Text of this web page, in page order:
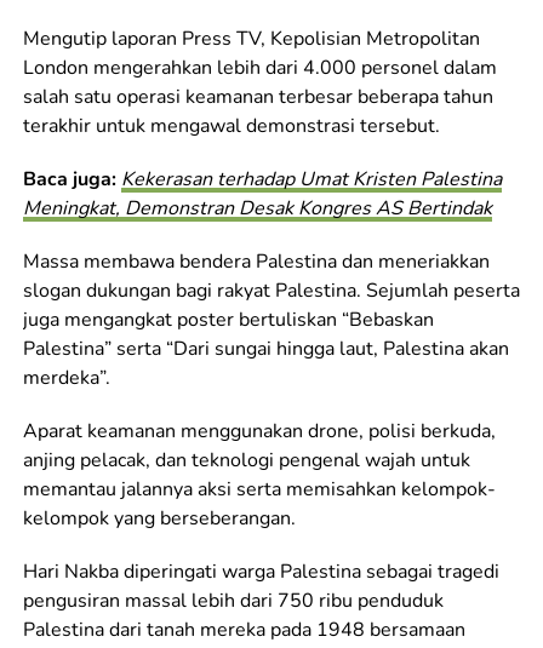
Mengutip laporan Press TV, Kepolisian Metropolitan
London mengerahkan lebih dari 4.000 personel dalam
salah satu operasi keamanan terbesar beberapa tahun
terakhir untuk mengawal demonstrasi tersebut.
Baca juga: Kekerasan terhadap Umat Kristen Palestina
Meningkat, Demonstran Desak Kongres AS Bertindak
Massa membawa bendera Palestina dan meneriakkan
slogan dukungan bagi rakyat Palestina. Sejumlah peserta
juga mengangkat poster bertuliskan “Bebaskan
Palestina” serta “Dari sungai hingga laut, Palestina akan
merdeka”.
Aparat keamanan menggunakan drone, polisi berkuda,
anjing pelacak, dan teknologi pengenal wajah untuk
memantau jalannya aksi serta memisahkan kelompok-
kelompok yang berseberangan.
Hari Nakba diperingati warga Palestina sebagai tragedi
pengusiran massal lebih dari 750 ribu penduduk
Palestina dari tanah mereka pada 1948 bersamaan